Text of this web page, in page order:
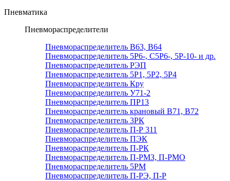
Пневматика
Пневмораспределители
Пневмораспределитель В63, В64
Пневмораспределитель 5Р6-, С5Р6-, 5Р-10- и др.
Пневмораспределитель РЭП
Пневмораспределитель 5Р1, 5Р2, 5Р4
Пневмораспределитель Кру
Пневмораспределитель У71-2
Пневмораспределитель ПР13
Пневмораспределитель крановый В71, В72
Пневмораспределитель 3РК
Пневмораспределитель П-Р 311
Пневмораспределитель ПЭК
Пневмораспределитель П-РК
Пневмораспределитель П-РМЗ, П-РМО
Пневмораспределитель 5РМ
Пневмораспределитель П-РЭ, П-Р